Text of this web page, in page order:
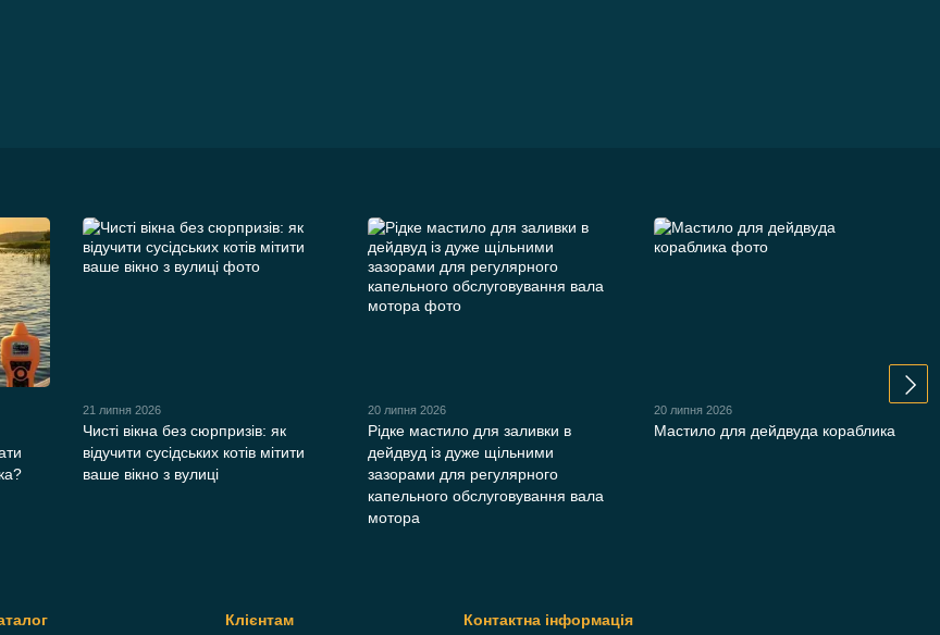
21 липня 2026
Чисті вікна без сюрпризів: як
відучити сусідських котів мітити
ваше вікно з вулиці
20 липня 2026
Рідке мастило для заливки в
дейдвуд із дуже щільними
зазорами для регулярного
капельного обслуговування вала
мотора
20 липня 2026
Мастило для дейдвуда кораблика
Клієнтам Контактна інформація